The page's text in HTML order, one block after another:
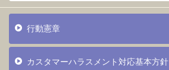
行動憲章
カスタマーハラスメント対応基本方針